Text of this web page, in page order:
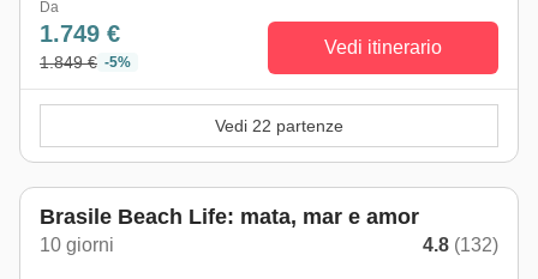
Da
1.749 €
1.849 € -5%
Vedi itinerario
Vedi 22 partenze
Brasile Beach Life: mata, mar e amor
10 giorni 4.8 (132)